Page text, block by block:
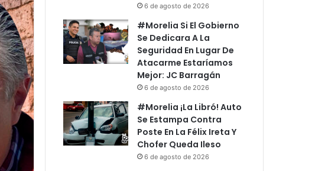
6 de agosto de 2026
#Morelia Si El Gobierno
Se Dedicara A La
Seguridad En Lugar De
Atacarme Estaríamos
Mejor: JC Barragán
6 de agosto de 2026
#Morelia ¡La Libró! Auto
Se Estampa Contra
Poste En La Félix Ireta Y
Chofer Queda Ileso
6 de agosto de 2026